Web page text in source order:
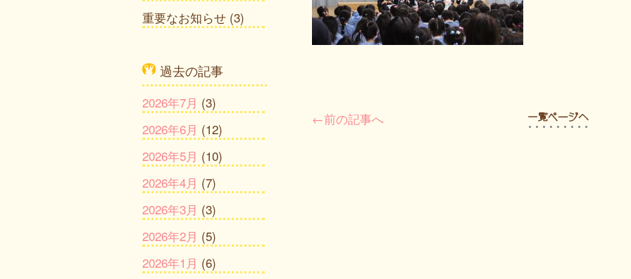
←前の記事へ
重要なお知らせ (3)
過去の記事
2026年7月 (3)
2026年6月 (12)
2026年5月 (10)
2026年4月 (7)
2026年3月 (3)
2026年2月 (5)
2026年1月 (6)